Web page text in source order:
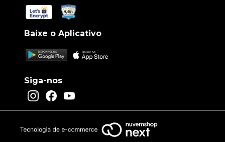
Baixe o Aplicativo
Siga-nos